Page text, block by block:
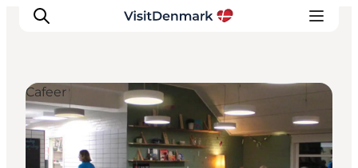
Inspiration
Destinationer
Cafeer